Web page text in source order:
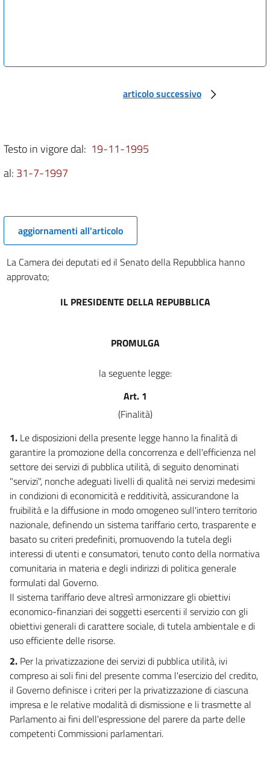
articolo successivo
Testo in vigore dal: 19-11-1995
al: 31-7-1997
aggiornamenti all'articolo
La Camera dei deputati ed il Senato della Repubblica hanno
approvato;
IL PRESIDENTE DELLA REPUBBLICA
PROMULGA
la seguente legge:
Art. 1
(Finalità)
1. Le disposizioni della presente legge hanno la finalità di
garantire la promozione della concorrenza e dell'efficienza nel
settore dei servizi di pubblica utilità, di seguito denominati
"servizi", nonche adeguati livelli di qualità nei servizi medesimi
in condizioni di economicità e redditività, assicurandone la
fruibilità e la diffusione in modo omogeneo sull'intero territorio
nazionale, definendo un sistema tariffario certo, trasparente e
basato su criteri predefiniti, promuovendo la tutela degli
interessi di utenti e consumatori, tenuto conto della normativa
comunitaria in materia e degli indirizzi di politica generale
formulati dal Governo.
Il sistema tariffario deve altresì armonizzare gli obiettivi
economico-finanziari dei soggetti esercenti il servizio con gli
obiettivi generali di carattere sociale, di tutela ambientale e di
uso efficiente delle risorse.
2. Per la privatizzazione dei servizi di pubblica utilità, ivi
compreso ai soli fini del presente comma l'esercizio del credito,
il Governo definisce i criteri per la privatizzazione di ciascuna
impresa e le relative modalità di dismissione e li trasmette al
Parlamento ai fini dell'espressione del parere da parte delle
competenti Commissioni parlamentari.